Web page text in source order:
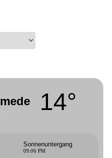
14°
Sonnenuntergang
09:06 PM